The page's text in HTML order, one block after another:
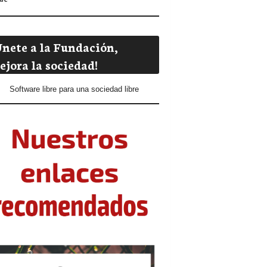
a la Fundación,
la sociedad!